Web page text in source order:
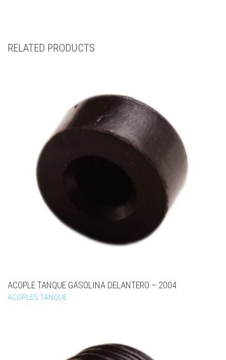
RELATED PRODUCTS
ACOPLE TANQUE GASOLINA DELANTERO – 2004
ACOPLES TANQUE